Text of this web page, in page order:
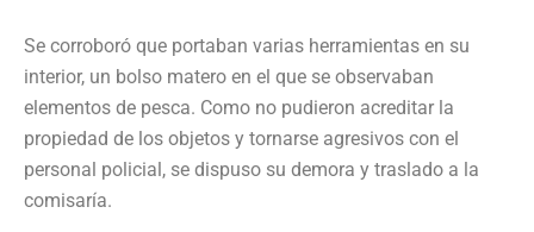
Se corroboró que portaban varias herramientas en su
interior, un bolso matero en el que se observaban
elementos de pesca. Como no pudieron acreditar la
propiedad de los objetos y tornarse agresivos con el
personal policial, se dispuso su demora y traslado a la
comisaría.